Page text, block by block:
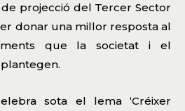
projecció del Tercer Sector
donar una millor resposta al
que la societat i el
sota el lema ‘Créixer